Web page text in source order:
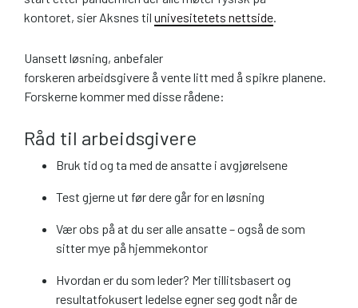
kontoret, sier Aksnes til univesitetets nettside.
Uansett løsning, anbefaler
forskeren arbeidsgivere å vente litt med å spikre planene.
Forskerne kommer med disse rådene:
Råd til arbeidsgivere
Bruk tid og ta med de ansatte i avgjørelsene
Test gjerne ut før dere går for en løsning
Vær obs på at du ser alle ansatte – også de som
sitter mye på hjemmekontor
Hvordan er du som leder? Mer tillitsbasert og
resultatfokusert ledelse egner seg godt når de